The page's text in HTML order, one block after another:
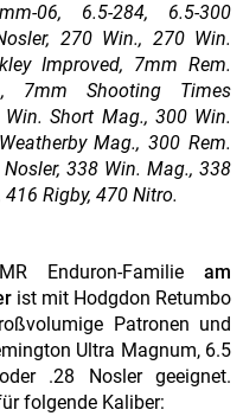
06, 6.5-284, 6.5-300
270 Win., 270 Win.
Improved, 7mm Rem.
7mm Shooting Times
Win. Short Mag., 300 Win.
Mag., 300 Rem.
338 Win. Mag., 338
Rigby, 470 Nitro.
Enduron-Familie am
ist mit Hodgdon Retumbo
Patronen und
Ultra Magnum, 6.5
.28 Nosler geeignet.
folgende Kaliber: